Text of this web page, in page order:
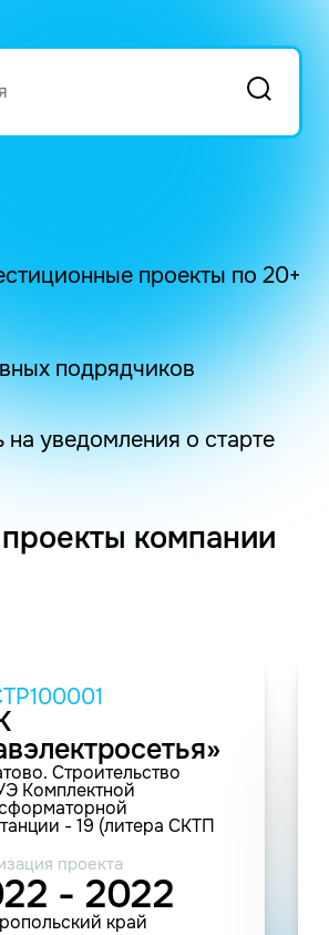
проекты по 20+
подрядчиков
уведомления о старте
компании
Строительство
Комплектной
- 19 (литера СКТП
проекта
- 2022
край